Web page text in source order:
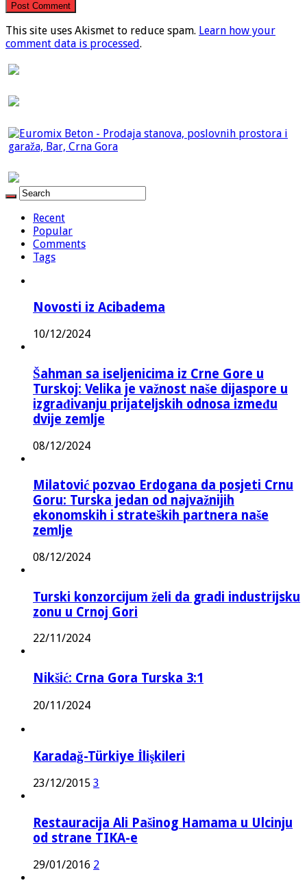
This site uses Akismet to reduce spam. Learn how your
comment data is processed.
Recent
Popular
Comments
Tags
Novosti iz Acibadema
10/12/2024
Šahman sa iseljenicima iz Crne Gore u
Turskoj: Velika je važnost naše dijaspore u
izgrađivanju prijateljskih odnosa između
dvije zemlje
08/12/2024
Milatović pozvao Erdogana da posjeti Crnu
Goru: Turska jedan od najvažnijih
ekonomskih i strateških partnera naše
zemlje
08/12/2024
Turski konzorcijum želi da gradi industrijsku
zonu u Crnoj Gori
22/11/2024
Nikšić: Crna Gora Turska 3:1
20/11/2024
Karadağ-Türkiye İlişkileri
23/12/2015 3
Restauracija Ali Pašinog Hamama u Ulcinju
od strane TIKA-e
29/01/2016 2